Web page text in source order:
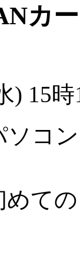
カ
) 15
コ
めて